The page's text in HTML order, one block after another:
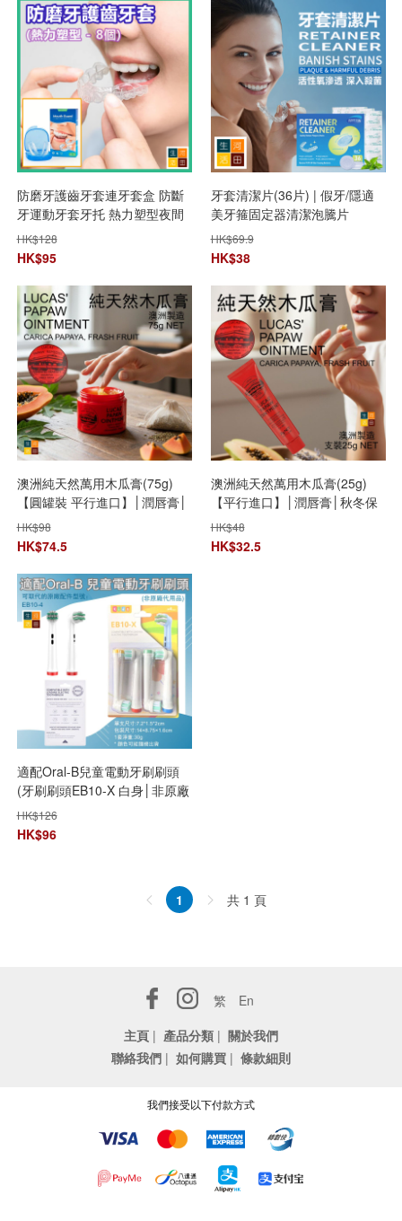
防磨牙護齒牙套連牙套盒 防斷
牙運動牙套牙托 熱力塑型夜間
護牙套 適合各種大小嘴型 (8件
裝 – 4大4小)
HK$128
HK$95
牙套清潔片(36片) | 假牙/隱適
美牙箍固定器清潔泡騰片
HK$69.9
HK$38
澳洲純天然萬用木瓜膏(75g)
【圓罐裝 平行進口】│潤唇膏│
秋冬保濕│滋潤補水│神奇萬用
萬能膏│蚊叮蟲咬消炎│傷口復
原霜
HK$98
HK$74.5
澳洲純天然萬用木瓜膏(25g)
【平行進口】│潤唇膏│秋冬保
濕│滋潤補水│神奇萬用萬能膏│
蚊叮蟲咬消炎│傷口復原霜
HK$48
HK$32.5
適配Oral-B兒童電動牙刷刷頭
(牙刷刷頭EB10-X 白身│非原廠
代用品)
HK$126
HK$96
1 共 1 頁
繁
En
主頁 | 產品分類 | 關於我們
聯絡我們 | 如何購買 | 條款細則
我們接受以下付款方式